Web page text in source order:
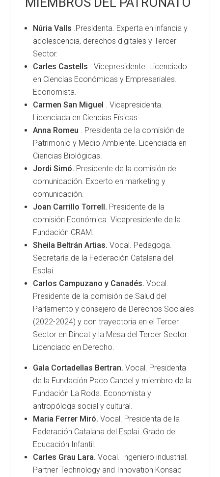
Núria Valls .Presidenta. Experta en infancia y
adolescencia, derechos digitales y Tercer
Sector.
Carles Castells . Vicepresidente. Licenciado
en Ciencias Económicas y Empresariales.
Economista.
Carmen San Miguel . Vicepresidenta.
Licenciada en Ciencias Físicas.
Anna Romeu . Presidenta de la comisión de
Patrimonio y Medio Ambiente. Licenciada en
Ciencias Biológicas.
Jordi Simó. Presidente de la comisión de
comunicación. Experto en marketing y
comunicación.
Joan Carrillo Torrell. Presidente de la
comisión Económica. Vicepresidente de la
Fundación CRAM.
Sheila Beltrán Artias. Vocal. Pedagoga.
Secretaría de la Federación Catalana del
Esplai.
Carlos Campuzano y Canadés. Vocal.
Presidente de la comisión de Salud del
Parlamento y consejero de Derechos Sociales
(2022-2024) y con trayectoria en el Tercer
Sector en Dincat y la Mesa del Tercer Sector.
Licenciado en Derecho.
Gala Cortadellas Bertran. Vocal. Presidenta
de la Fundación Paco Candel y miembro de la
Fundación La Roda. Economista y
antropóloga social y cultural.
Maria Ferrer Miró. Vocal. Presidenta de la
Federación Catalana del Esplai. Grado de
Educación Infantil.
Carles Grau Lara. Vocal. Ingeniero industrial.
Partner Technology and Innovation Konsac